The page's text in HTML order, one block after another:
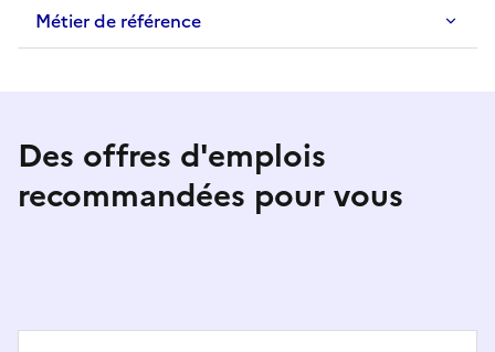
Métier de référence
Des offres d'emplois
recommandées pour vous